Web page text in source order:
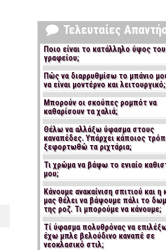
Τελευταίες
Ποιο είναι το κατάλληλο ύψος του
γραφείου;
Πώς να διαρρυθμίσω το μπάνιο
να είναι μοντέρνο και λειτουργικό;
Μπορούν οι σκούπες ρομπότ να
καθαρίσουν τα χαλιά;
Θέλω να αλλάξω ύφασμα στους
καναπέδες. Υπάρχει κάποιος
ξεφορτωθώ τα ριχτάρια;
Τι χρώμα να βάψω το ενιαίο
μου;
Κάνουμε ανακαίνιση σπιτιού και η
μας θέλει να βάψουμε πάλι το
της ροζ. Τι μπορούμε να κάνουμε;
Τί ύφασμα πολυθρόνας να
έχω μπλε βελούδινο καναπέ σε
νεοκλασικό στιλ;